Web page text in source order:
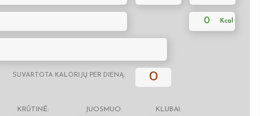
0
SUVARTOTA KALORIJŲ PER DIENĄ: 0
KRŪTINĖ: JUOSMUO: KLUBAI: